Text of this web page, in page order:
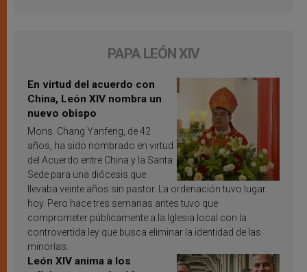
PAPA LEÓN XIV
En virtud del acuerdo con
China, León XIV nombra un
nuevo obispo
Mons. Chang Yanfeng, de 42
años, ha sido nombrado en virtud
del Acuerdo entre China y la Santa
Sede para una diócesis que
llevaba veinte años sin pastor. La ordenación tuvo lugar
hoy. Pero hace tres semanas antes tuvo que
comprometer públicamente a la Iglesia local con la
controvertida ley que busca eliminar la identidad de las
minorías.
León XIV anima a los